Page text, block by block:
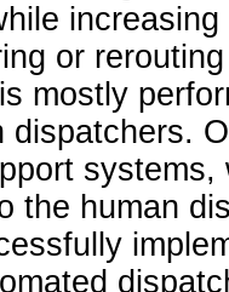
or
mostly
dispatchers.
systems,
the human